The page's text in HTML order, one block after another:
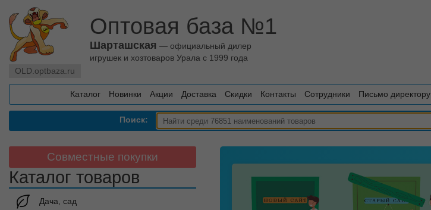
OLD.optbaza.ru
Оптовая база №1
Шарташская — официальный дилер
игрушек и хозтоваров Урала с 1999 года
Каталог Новинки Акции Доставка Скидки Контакты Сотрудники Письмо директору
Поиск:
Совместные покупки
Каталог товаров
Дача, сад